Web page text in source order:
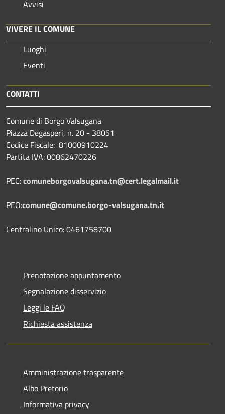
Avvisi
VIVERE IL COMUNE
Luoghi
Eventi
CONTATTI
Comune di Borgo Valsugana
Piazza Degasperi, n. 20 - 38051
Codice Fiscale: 81000910224
Partita IVA: 00862470226
PEC:comuneborgovalsugana.tn@cert.legalmail.it
PEO:comune@comune.borgo-valsugana.tn.it
Centralino Unico: 0461758700
Prenotazione appuntamento
Segnalazione disservizio
Leggi le FAQ
Richiesta assistenza
Amministrazione trasparente
Albo Pretorio
Informativa privacy